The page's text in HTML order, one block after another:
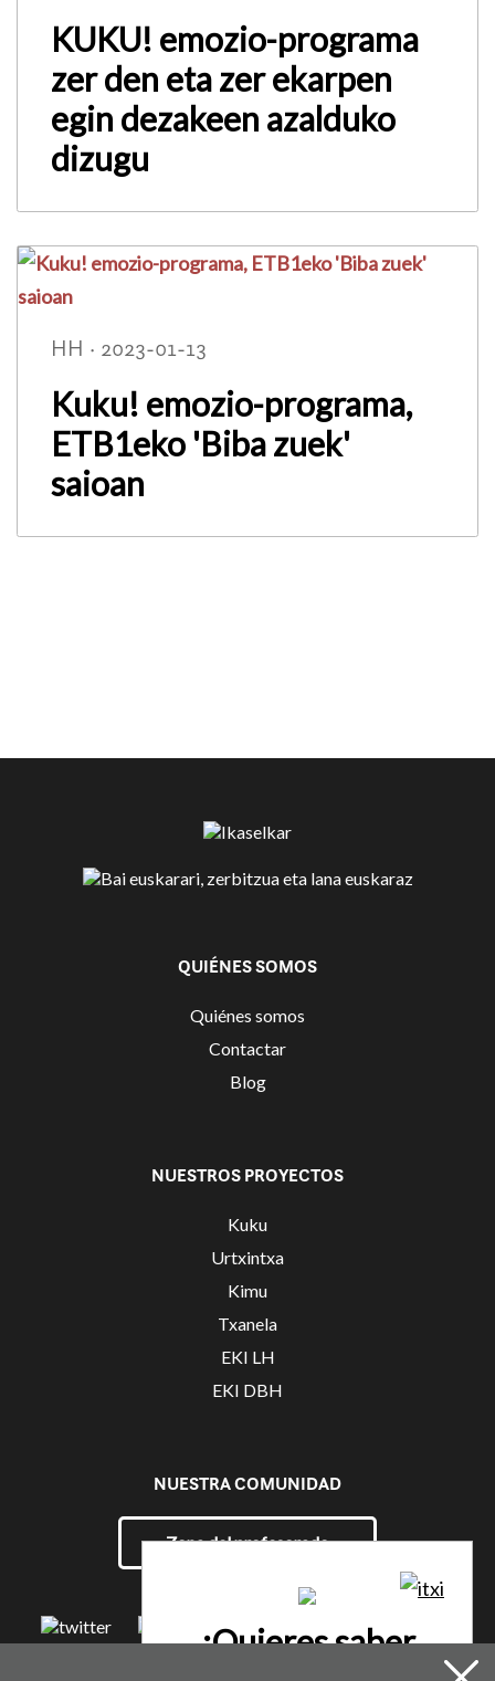
KUKU! emozio-programa
zer den eta zer ekarpen
egin dezakeen azalduko
dizugu
HH · 2023-01-13
Kuku! emozio-programa,
ETB1eko 'Biba zuek'
saioan
QUIÉNES SOMOS
Quiénes somos
Contactar
Blog
NUESTROS PROYECTOS
Kuku
Urtxintxa
Kimu
Txanela
EKI LH
EKI DBH
NUESTRA COMUNIDAD
Zona del profesorado
¿Quieres saber